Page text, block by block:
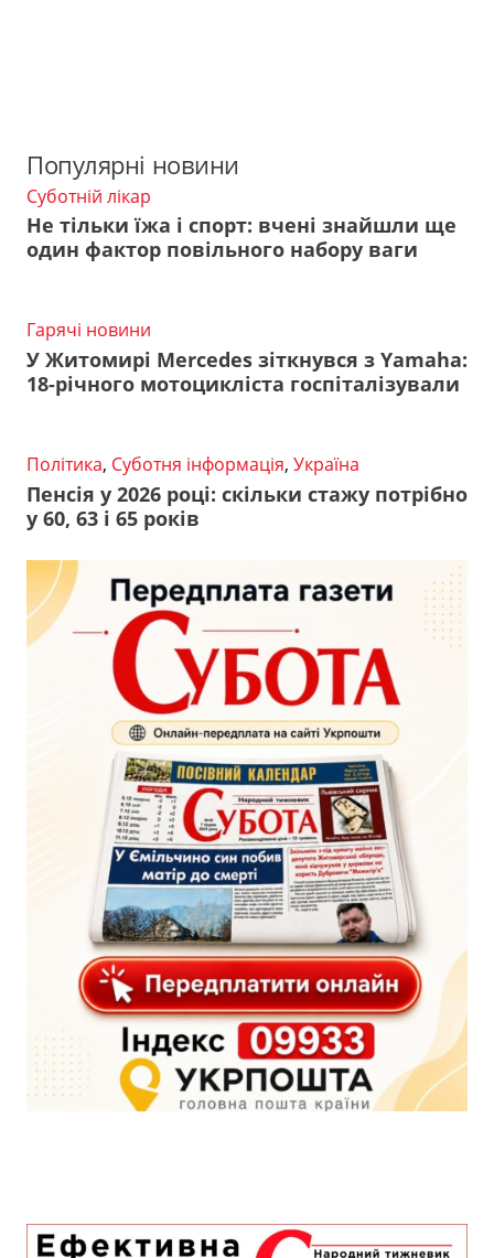
Популярні новини
Суботній лікар
Не тільки їжа і спорт: вчені знайшли ще
один фактор повільного набору ваги
Гарячі новини
У Житомирі Mercedes зіткнувся з Yamaha:
18-річного мотоцикліста госпіталізували
Політика, Суботня інформація, Україна
Пенсія у 2026 році: скільки стажу потрібно
у 60, 63 і 65 років